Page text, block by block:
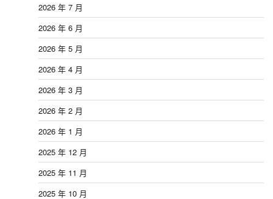
2026 年 7 月
2026 年 6 月
2026 年 5 月
2026 年 4 月
2026 年 3 月
2026 年 2 月
2026 年 1 月
2025 年 12 月
2025 年 11 月
2025 年 10 月